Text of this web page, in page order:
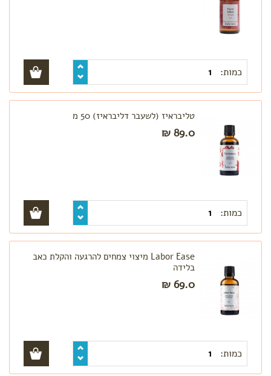
כמות:
טליבראיז (לשעבר דליבראיז) 50 מ
89.0 ₪
כמות:
Labor Ease מיצוי צמחים להרגעה והקלת כאב
בלידה
69.0 ₪
כמות: